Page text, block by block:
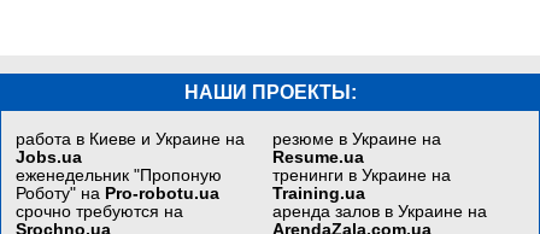
НАШИ ПРОЕКТЫ:
работа в Киеве и Украине на
Jobs.ua
еженедельник "Пропоную
Роботу" на Pro-robotu.ua
срочно требуются на
Srochno.ua
резюме в Украине на
Resume.ua
тренинги в Украине на
Training.ua
аренда залов в Украине на
ArendaZala.com.ua